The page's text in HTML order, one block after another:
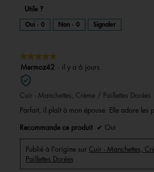
Utile ?
Oui · 0 Non · 0 Signaler
★★★★★
★★★★★
5
sur
5
étoiles.
Mermoz42 · il y a 6 jours
Cuir - Manchettes, Crème / Paillettes Dorées
Parfait, il plaît à mon épouse. Elle adore les
Recommande ce produit ✔ Oui
Publié à l'origine sur Cuir - Manchettes,
Paillettes Dorées